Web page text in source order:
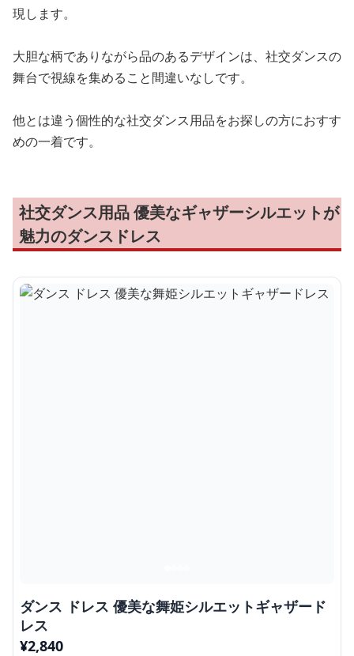
現します。
大胆な柄でありながら品のあるデザインは、社交ダンスの
舞台で視線を集めること間違いなしです。
他とは違う個性的な社交ダンス用品をお探しの方におすす
めの一着です。
社交ダンス用品 優美なギャザーシルエットが
魅力のダンスドレス
ダンス ドレス 優美な舞姫シルエットギャザード
レス
¥2,840